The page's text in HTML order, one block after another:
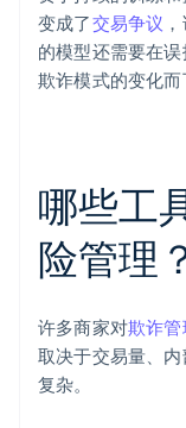
变成了交易争议
的模型还需要在
欺诈模式的变化而
哪些工
险管理
许多商家对欺诈
取决于交易量、
复杂。